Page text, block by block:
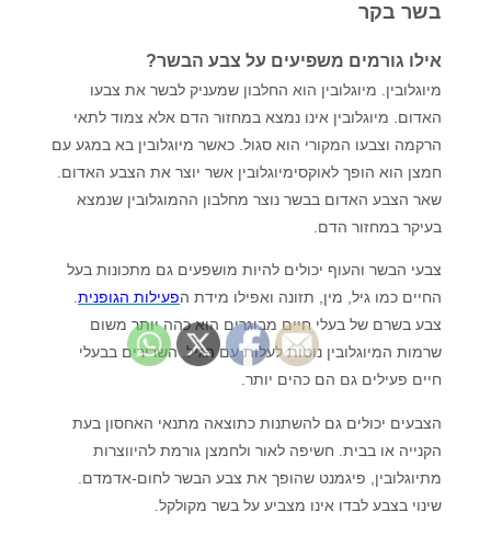
בשר בקר
אילו גורמים משפיעים על צבע הבשר?
מיוגלובין. מיוגלובין הוא החלבון שמעניק לבשר את צבעו
האדום. מיוגלובין אינו נמצא במחזור הדם אלא צמוד לתאי
הרקמה וצבעו המקורי הוא סגול. כאשר מיוגלובין בא במגע עם
חמצן הוא הופך לאוקסימיוגלובין אשר יוצר את הצבע האדום.
שאר הצבע האדום בבשר נוצר מחלבון ההמוגלובין שנמצא
בעיקר במחזור הדם.
צבעי הבשר והעוף יכולים להיות מושפעים גם מתכונות בעל
החיים כמו גיל, מין, תזונה ואפילו מידת הפעילות הגופנית.
צבע בשרם של בעלי חיים מבוגרים הוא כהה יותר משום
שרמות המיוגלובין נוטות לעלות עם הגיל. השרירים בבעלי
חיים פעילים גם הם כהים יותר.
הצבעים יכולים גם להשתנות כתוצאה מתנאי האחסון בעת
הקנייה או בבית. חשיפה לאור ולחמצן גורמת להיווצרות
מתיוגלובין, פיגמנט שהופך את צבע הבשר לחום-אדמדם.
שינוי בצבע לבדו אינו מצביע על בשר מקולקל.